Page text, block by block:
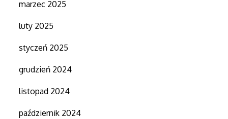
marzec 2025
luty 2025
styczeń 2025
grudzień 2024
listopad 2024
październik 2024